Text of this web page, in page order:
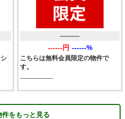
こちらは無料会員限定の物件で
す。
----------
------円 ------%
-----------------
件をもっと見る